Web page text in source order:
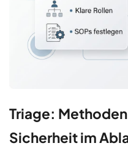
Triage:
Sicherheit im